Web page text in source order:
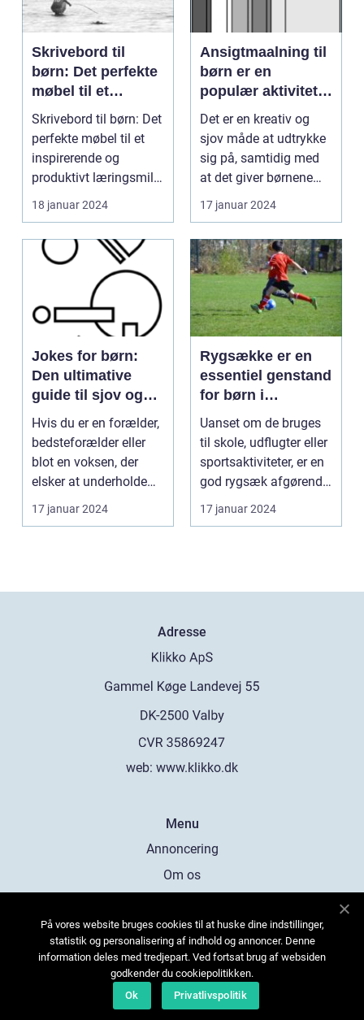
Skrivebord til
børn: Det perfekte
møbel til et
inspirerende og
produktivt
læringsmiljø
Skrivebord til børn: Det
perfekte møbel til et
inspirerende og
produktivt læringsmiljø
Indledning: ...
18 januar 2024
Ansigtmaalning til
børn er en
populær aktivitet,
der spænder over
flere årtier
Det er en kreativ og
sjov måde at udtrykke
sig på, samtidig med
at det giver børnene
mulighed for at...
17 januar 2024
Jokes for børn:
Den ultimative
guide til sjov og
latter for de små
Hvis du er en forælder,
bedsteforælder eller
blot en voksen, der
elsker at underholde
børn, er "joke...
17 januar 2024
Rygsække er en
essentiel genstand
for børn i
dagligdagen
Uanset om de bruges
til skole, udflugter eller
sportsaktiviteter, er en
god rygsæk afgørende
for at ...
17 januar 2024
Adresse
web: www.klikko.dk
Menu
Annoncering
Om os
Kontakt os
Sitemap
På vores website bruges cookies til at huske dine indstillinger,
statistik og personalisering af indhold og annoncer. Denne
information deles med tredjepart. Ved fortsat brug af websiden
godkender du cookiepolitikken.
Ok
Privatlivspolitik